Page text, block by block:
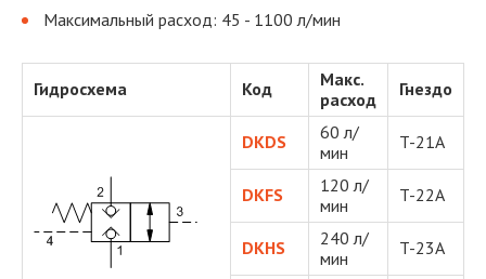
Максимальный расход: 45 - 1100 л/мин
Гидросхема Код
Макс.
расход
Гнездо
DKDS
60 л/
мин
T-21A
DKFS
120 л/
мин
T-22A
DKHS
240 л/
мин
T-23A